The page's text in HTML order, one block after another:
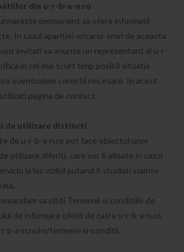
din u-r-b-a-n.ro
permanent sa ofere informatii
In cazul aparitiei oricaror erori de aceasta
invitati sa anunte un reprezentant al u-r-
in cel mai scurt timp posibil situatia
eventualele corectii necesare. In acest
pagina de contact.
de utilizare distincti
de u-r-b-a-n.ro pot face obiectul unor
utilizare diferiti, care vor fi afisate in cazul
la loc vizibil putand fi studiati inainte
sa cititi Termenii si conditiile de
de informare oferit de catre u-r-b-a-n.ro,
b-a-n.ro/ro/termeni-si-conditii.